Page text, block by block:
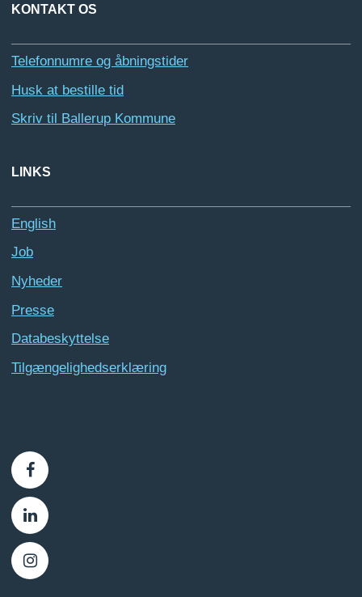
KONTAKT OS
Telefonnumre og åbningstider
Husk at bestille tid
Skriv til Ballerup Kommune
LINKS
English
Job
Nyheder
Presse
Databeskyttelse
Tilgængelighedserklæring